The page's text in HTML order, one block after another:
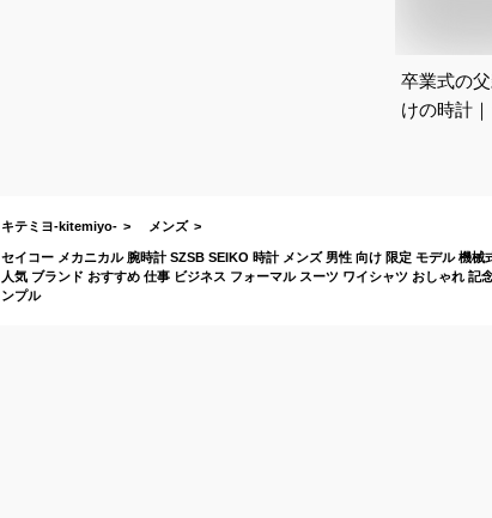
卒業式の
けの時計｜
キテミヨ-kitemiyo- メンズ
セイコー メカニカル 腕時計 SZSB SEIKO 時計 メンズ 男性 向け 限定 モデル 機
人気 ブランド おすすめ 仕事 ビジネス フォーマル スーツ ワイシャツ おしゃれ 記
ンプル